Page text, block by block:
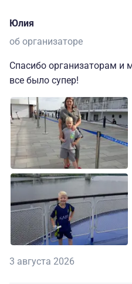
Юлия
об организаторе
Спасибо организаторам и
все было супер!
3 августа 2026